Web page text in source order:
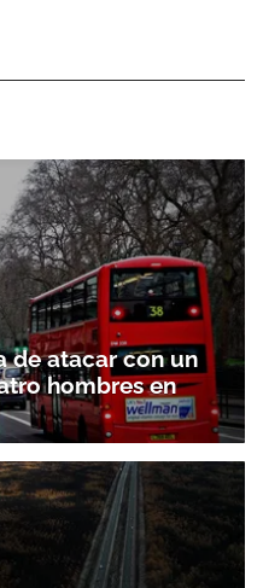
de atacar con un
hombres en